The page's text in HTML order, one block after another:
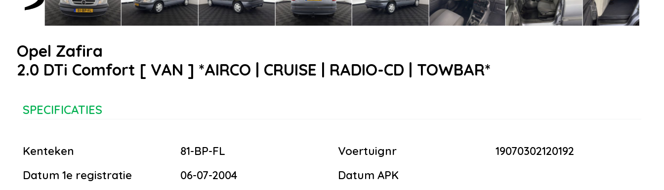
Opel Zafira
2.0 DTi Comfort [ VAN ] *AIRCO | CRUISE | RADIO-CD | TOWBAR*
SPECIFICATIES
Kenteken 81-BP-FL Voertuignr
19070302120192
Datum 1e registratie
06-07-2004
Datum APK